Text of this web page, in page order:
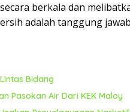
berkala dan
adalah tanggung
Bidang
Pasokan Air Dari KEK Maloy